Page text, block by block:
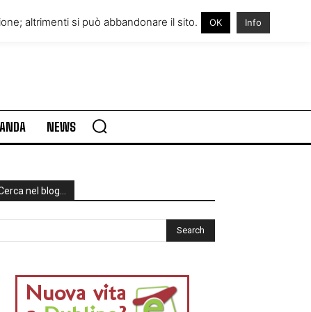
VISITARE L’IRLANDA
NEWS
nel blog…
altrimenti si può abbandonare il sito. OK Info